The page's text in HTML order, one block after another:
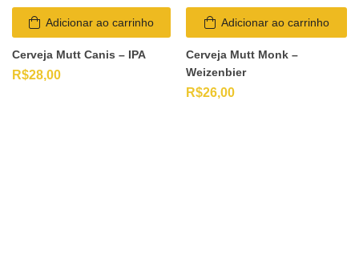
Adicionar ao carrinho
Cerveja Mutt Canis – IPA
R$28,00
Adicionar ao carrinho
Cerveja Mutt Monk –
Weizenbier
R$26,00